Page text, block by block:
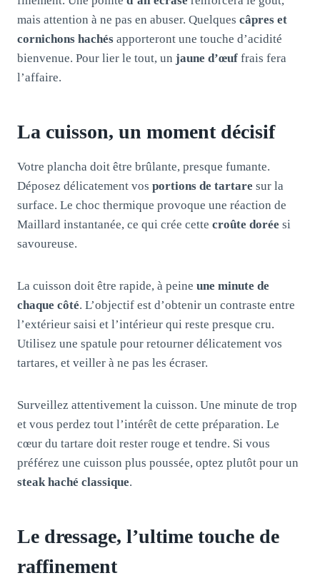
mais attention à ne pas en abuser. Quelques câpres et
cornichons hachés apporteront une touche d’acidité
bienvenue. Pour lier le tout, un jaune d’œuf frais fera
l’affaire.
La cuisson, un moment décisif
Votre plancha doit être brûlante, presque fumante.
Déposez délicatement vos portions de tartare sur la
surface. Le choc thermique provoque une réaction de
Maillard instantanée, ce qui crée cette croûte dorée si
savoureuse.
La cuisson doit être rapide, à peine une minute de
chaque côté. L’objectif est d’obtenir un contraste entre
l’extérieur saisi et l’intérieur qui reste presque cru.
Utilisez une spatule pour retourner délicatement vos
tartares, et veiller à ne pas les écraser.
Surveillez attentivement la cuisson. Une minute de trop
et vous perdez tout l’intérêt de cette préparation. Le
cœur du tartare doit rester rouge et tendre. Si vous
préférez une cuisson plus poussée, optez plutôt pour un
steak haché classique.
Le dressage, l’ultime touche de
raffinement